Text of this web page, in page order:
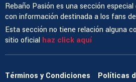
Rebaño Pasión es una sección
con información destinada a los fans
Esta sección no tiene relación alguna
sitio oficial haz click aquí
Términos y Condiciones
Políticas